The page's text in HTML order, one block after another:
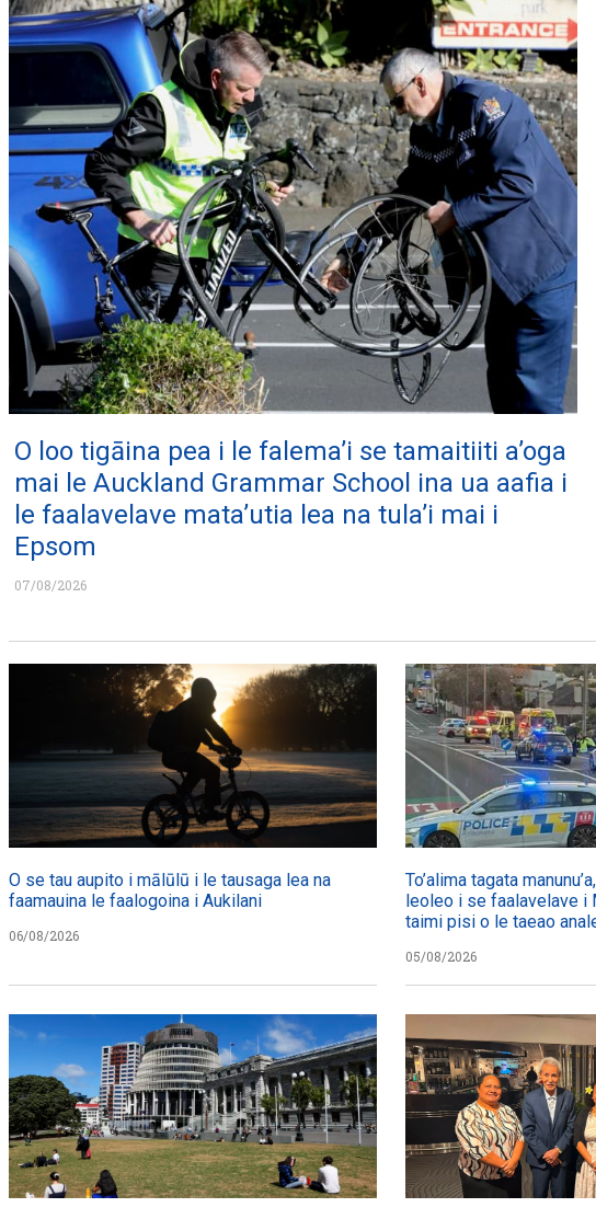
O loo tigāina pea i le falema’i se tamaitiiti a’oga
mai le Auckland Grammar School ina ua aafia i
le faalavelave mata’utia lea na tula’i mai i
Epsom
07/08/2026
O se tau aupito i mālūlū i le tausaga lea na
faamauina le faalogoina i Aukilani
06/08/2026
To’alima tagata
leoleo i se faalavelave i
taimi pisi o le taeao
05/08/2026